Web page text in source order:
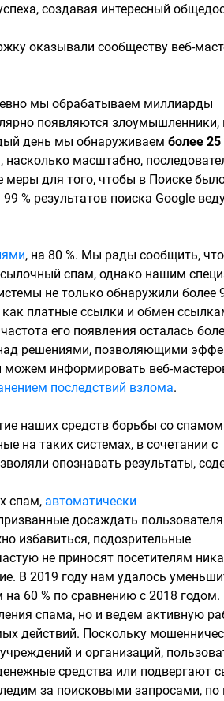
создавая интересный
оказывали сообществу веб-
мы обрабатываем миллиарды
появляются злоумышленники,
день мы обнаруживаем более 25
насколько масштабно,
для того, чтобы в Поиске
% результатов поиска Google
, на 80 %. Мы рады сообщить,
спам, однако нашим
не только обнаружили более
платные ссылки и обмен
его появления осталась
решениями, позволяющими
информировать веб-
последствий взлома.
наших средств борьбы со
на таких системах, в сочетании с
опознавать результаты,
спам, автоматически
досаждать
избавиться, подозрительные
не приносят посетителям
В 2019 году нам удалось
на 60 % по сравнению с 2018 годом.
спама, но и ведем активную
действий. Поскольку
и организаций,
средства или подвергают
за поисковыми запросами,